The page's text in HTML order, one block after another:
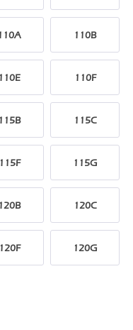
110B
110E 110F
115B 115C
115F 115G
120B 120C
120F 120G